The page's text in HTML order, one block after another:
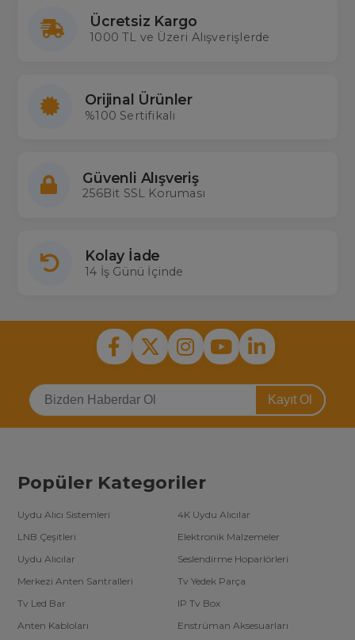
Ücretsiz Kargo
1000 TL ve Üzeri Alışverişlerde
Orijinal Ürünler
%100 Sertifikalı
Güvenli Alışveriş
256Bit SSL Koruması
Kolay İade
14 İş Günü İçinde
Kayıt Ol
Popüler Kategoriler
Uydu Alıcı Sistemleri
4K Uydu Alıcılar
LNB Çeşitleri
Elektronik Malzemeler
Uydu Alıcılar
Seslendirme Hoparlörleri
Merkezi Anten Santralleri
Tv Yedek Parça
Tv Led Bar
IP Tv Box
Anten Kabloları
Enstrüman Aksesuarları